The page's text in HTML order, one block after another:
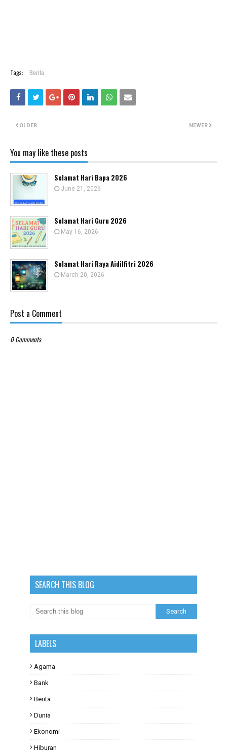
Tags: Berita
NEWER
OLDER
You may like these posts
Selamat Hari Bapa 2026
June 21, 2026
Selamat Hari Guru 2026
May 16, 2026
Selamat Hari Raya Aidilfitri 2026
March 20, 2026
Post a Comment
0 Comments
SEARCH THIS BLOG
LABELS
Agama
Bank
Berita
Dunia
Ekonomi
Hiburan